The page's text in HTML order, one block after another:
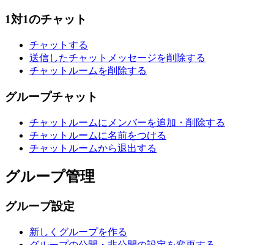
1対1のチャット
チャットする
送信したチャットメッセージを削除する
チャットルームを削除する
グループチャット
チャットルームにメンバーを追加・削除する
チャットルームに名前をつける
チャットルームから退出する
グループ管理
グループ設定
新しくグループを作る